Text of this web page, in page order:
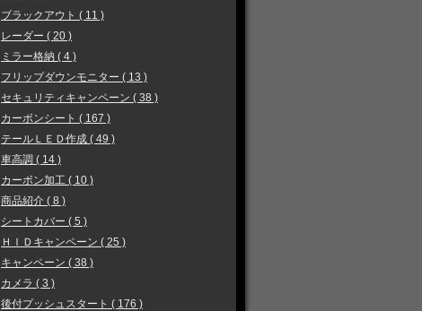
ブラックアウト ( 11 )
レーダー ( 20 )
ミラー格納 ( 4 )
フリップダウンモニター ( 13 )
セキュリティキャンペーン ( 38 )
カーボンシート ( 167 )
テールＬＥＤ作成 ( 49 )
車高調 ( 14 )
カーボン加工 ( 10 )
商品紹介 ( 8 )
シートカバー ( 5 )
ＨＩＤキャンペーン ( 25 )
キャンペーン ( 38 )
カメラ ( 3 )
後付プッシュスタート ( 176 )